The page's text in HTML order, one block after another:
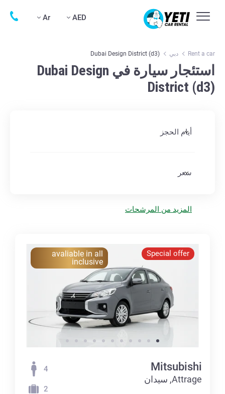
AED
Ar
Rent a car دبي Dubai Design District (d3)
استئجار سيارة في Dubai Design
District (d3)
أيام الحجز
سعر
المزيد من المرشحات
Special offer
avaliable in all
inclusive
Mitsubishi
Attrage, سيدان
4
2